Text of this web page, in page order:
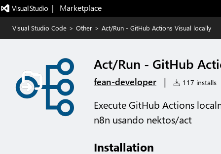
|   Marketplace
Visual Studio Code > Other > Act/Run - GitHub Actions Visual locally
Act/Run - GitHub
fean-developer | 117 installs
Execute GitHub Actions
n8n usando nektos/act
Installation